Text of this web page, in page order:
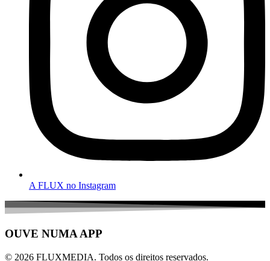
A FLUX no Instagram
OUVE NUMA APP
© 2026 FLUXMEDIA. Todos os direitos reservados.